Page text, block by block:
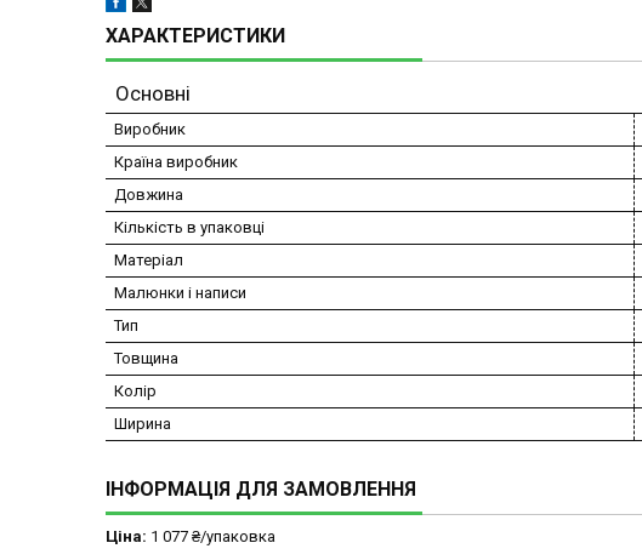
ХАРАКТЕРИСТИКИ
Основні
Виробник
Країна виробник
Довжина
Кількість в упаковці
Матеріал
Малюнки і написи
Тип
Товщина
Колір
Ширина
ІНФОРМАЦІЯ ДЛЯ ЗАМОВЛЕННЯ
Ціна: 1 077 ₴/упаковка